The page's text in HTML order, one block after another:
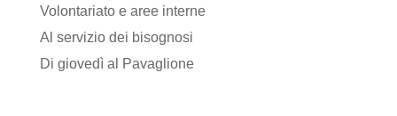
Volontariato e aree interne
Al servizio dei bisognosi
Di giovedì al Pavaglione